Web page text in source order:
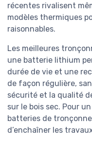
récentes rivalisent
modèles thermiques
raisonnables.
Les meilleures
une batterie lithium
durée de vie et une
de façon régulière,
sécurité et la qualité
sur le bois sec. Pour
batteries de
d’enchaîner les